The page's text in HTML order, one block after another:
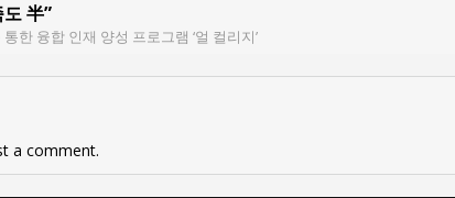
半”
통한 융합 인재 양성 프로그램 ‘얼 컬리지’
a comment.